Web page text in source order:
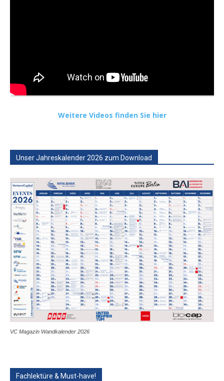
Weitere Videos finden Sie hier
Unser Jahreskalender 2026 zum Download
VC Magazin Wandkalender 2026
Fachlektüre & Must-have!